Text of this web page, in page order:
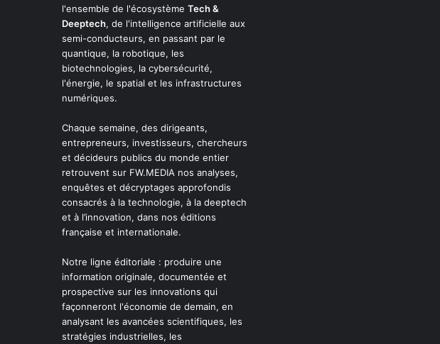
l'ensemble de l'écosystème Tech &
Deeptech, de l'intelligence artificielle aux
semi-conducteurs, en passant par le
quantique, la robotique, les
biotechnologies, la cybersécurité,
l'énergie, le spatial et les infrastructures
numériques.
Chaque semaine, des dirigeants,
entrepreneurs, investisseurs, chercheurs
et décideurs publics du monde entier
retrouvent sur FW.MEDIA nos analyses,
enquêtes et décryptages approfondis
consacrés à la technologie, à la deeptech
et à l’innovation, dans nos éditions
française et internationale.
Notre ligne éditoriale : produire une
information originale, documentée et
prospective sur les innovations qui
façonneront l'économie de demain, en
analysant les avancées scientifiques, les
stratégies industrielles, les